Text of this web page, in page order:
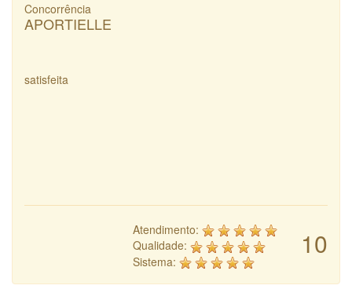
Concorrência
APORTIELLE
satisfeita
10
Atendimento:
Qualidade:
Sistema: